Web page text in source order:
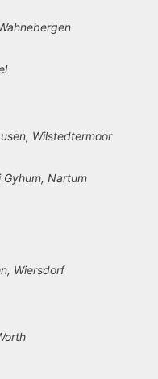
Wilstedtermoor
Gyhum, Nartum
Wiersdorf